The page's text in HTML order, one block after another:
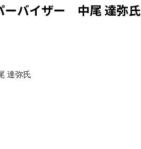
ーバイザー 中尾 達弥氏
達弥氏